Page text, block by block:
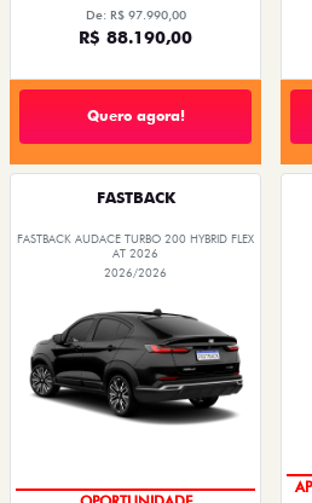
De: R$ 97.990,00
R$ 88.190,00
Quero agora!
FASTBACK
FASTBACK AUDACE TURBO 200 HYBRID FLEX
AT 2026
2026/2026